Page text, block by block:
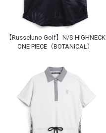
GRAY 0
1
2
GREEN 0
お買い物を続ける
【Russeluno Golf】N/S HIGHNECK
ONE PIECE（BOTANICAL）